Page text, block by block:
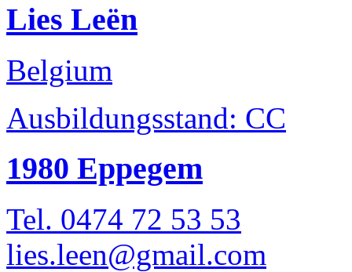
Lies Leën
Belgium
Ausbildungsstand: CC
1980 Eppegem
Tel. 0474 72 53 53
lies.leen@gmail.com